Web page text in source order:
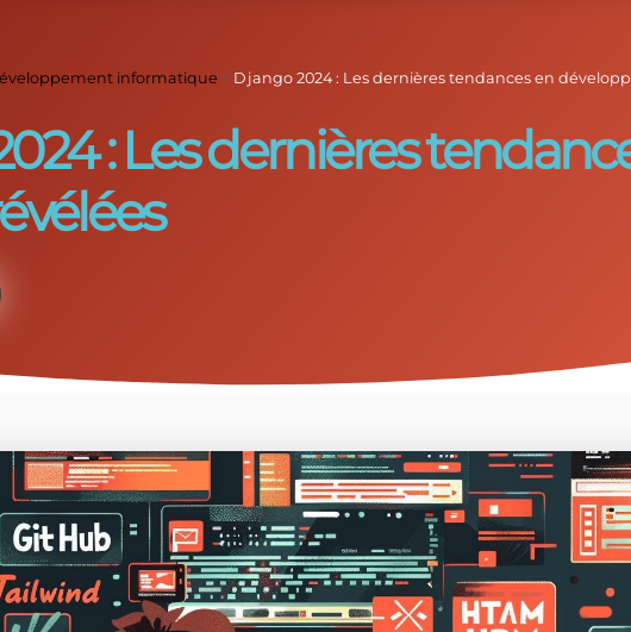
informatique > Django 2024 : Les dernières tendances en
: Les dernières